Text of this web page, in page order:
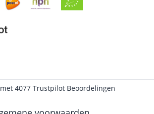
4077Trustpilot Beoordelingen